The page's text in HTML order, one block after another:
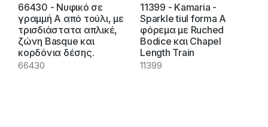
66430 - Νυφικό σε
γραμμή Α από τούλι, με
τρισδιάστατα απλικέ,
ζώνη Basque και
κορδόνια δέσης.
66430
11399 - Kamaria -
Sparkle tiul forma A
φόρεμα με Ruched
Bodice και Chapel
Length Train
11399